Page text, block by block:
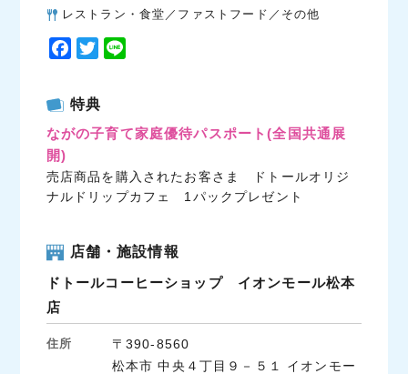
レストラン・食堂／ファストフード／その他
F
e
b
o
k
T
t
t
r
特典
ながの子育て家庭優待パスポート(全国共通展
開)
売店商品を購入されたお客さま ドトールオリジ
ナルドリップカフェ 1パックプレゼント
店舗・施設情報
ドトールコーヒーショップ イオンモール松本
店
住所
〒390-8560
松本市 中央４丁目９－５１ イオンモー